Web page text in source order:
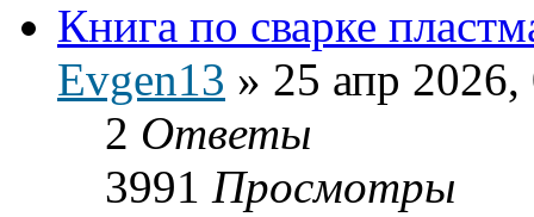
Книга по сварке
Evgen13 » 25 апр
2 Ответы
3991 Просмотры